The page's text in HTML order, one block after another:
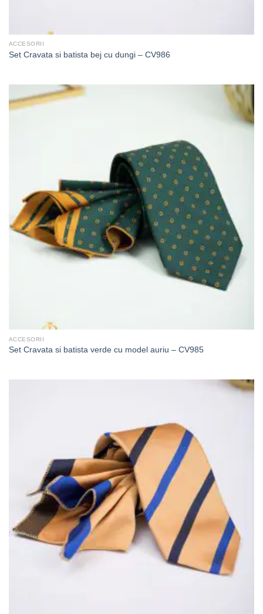
ACCESORII
Set Cravata si batista bej cu dungi – CV986
ACCESORII
Set Cravata si batista verde cu model auriu – CV985